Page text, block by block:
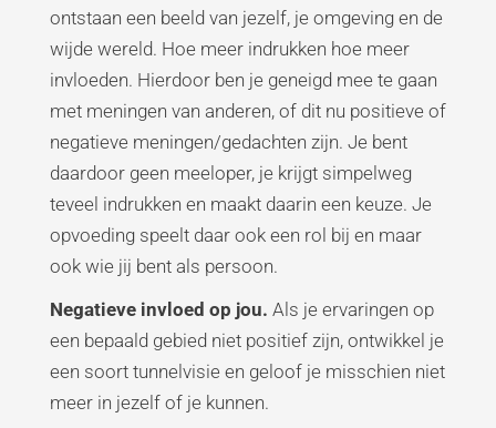
ontstaan een beeld van jezelf, je omgeving en de
wijde wereld. Hoe meer indrukken hoe meer
invloeden. Hierdoor ben je geneigd mee te gaan
met meningen van anderen, of dit nu positieve of
negatieve meningen/gedachten zijn. Je bent
daardoor geen meeloper, je krijgt simpelweg
teveel indrukken en maakt daarin een keuze. Je
opvoeding speelt daar ook een rol bij en maar
ook wie jij bent als persoon.
Negatieve invloed op jou. Als je ervaringen op
een bepaald gebied niet positief zijn, ontwikkel je
een soort tunnelvisie en geloof je misschien niet
meer in jezelf of je kunnen.